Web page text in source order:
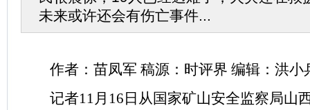
未来或许还会有伤亡事件...
作者：苗凤军 稿源：时评界 编辑：洪小
记者11月16日从国家矿山安全监察局山